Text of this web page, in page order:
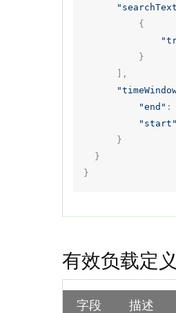
{
}
],
"end" :
"start"
}
}
}
有效负载定义
字段 描述